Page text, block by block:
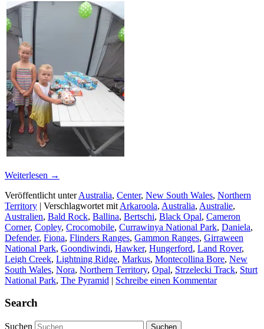
Weiterlesen →
Veröffentlicht unter Australia, Center, New South Wales, Northern
Territory | Verschlagwortet mit Arkaroola, Australia, Australie,
Australien, Bald Rock, Ballina, Bertschi, Black Opal, Cameron
Corner, Copley, Crocomobile, Currawinya National Park, Daniela,
Defender, Fiona, Flinders Ranges, Gammon Ranges, Girraween
National Park, Goondiwindi, Hawker, Hungerford, Land Rover,
Leigh Creek, Lightning Ridge, Markus, Montecollina Bore, New
South Wales, Nora, Northern Territory, Opal, Strzelecki Track, Sturt
National Park, The Pyramid | Schreibe einen Kommentar
Search
Suchen